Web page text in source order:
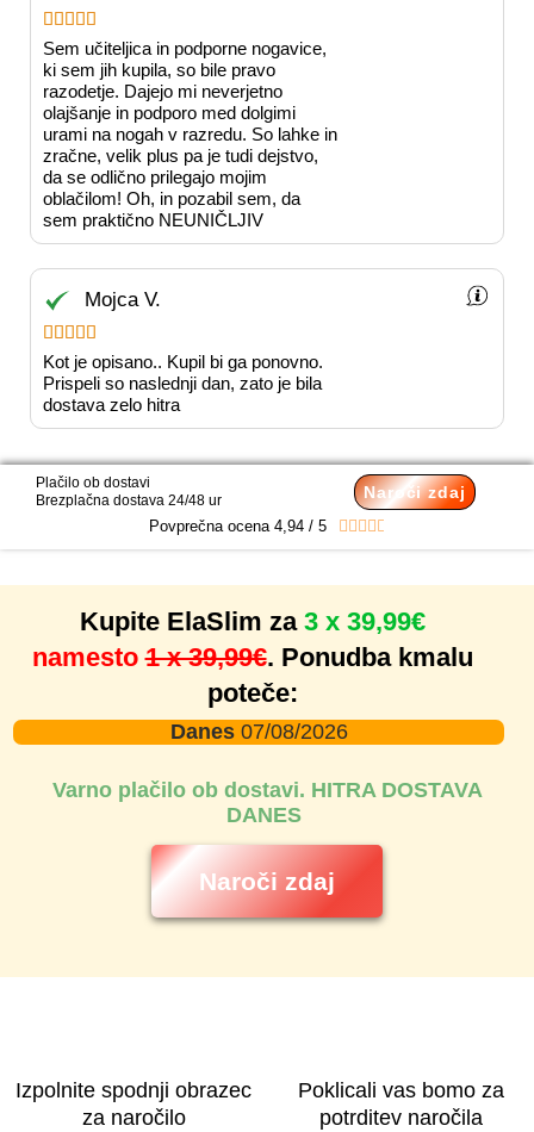
    
Sem učiteljica in podporne nogavice,
ki sem jih kupila, so bile pravo
razodetje. Dajejo mi neverjetno
olajšanje in podporo med dolgimi
urami na nogah v razredu. So lahke in
zračne, velik plus pa je tudi dejstvo,
da se odlično prilegajo mojim
oblačilom! Oh, in pozabil sem, da
sem praktično NEUNIČLJIV
Mojca V.
    
Kot je opisano.. Kupil bi ga ponovno.
Prispeli so naslednji dan, zato je bila
dostava zelo hitra
Plačilo ob dostavi
Brezplačna dostava 24/48 ur
Naroči zdaj
Povprečna ocena 4,94 / 5     
Kupite ElaSlim za 3 x 39,99€
namesto1 x 39,99€. Ponudba kmalu
poteče:
Danes07/08/2026
Varno plačilo ob dostavi. HITRA DOSTAVA
DANES
Naroči zdaj
Izpolnite spodnji obrazec
za naročilo
Poklicali vas bomo za
potrditev naročila